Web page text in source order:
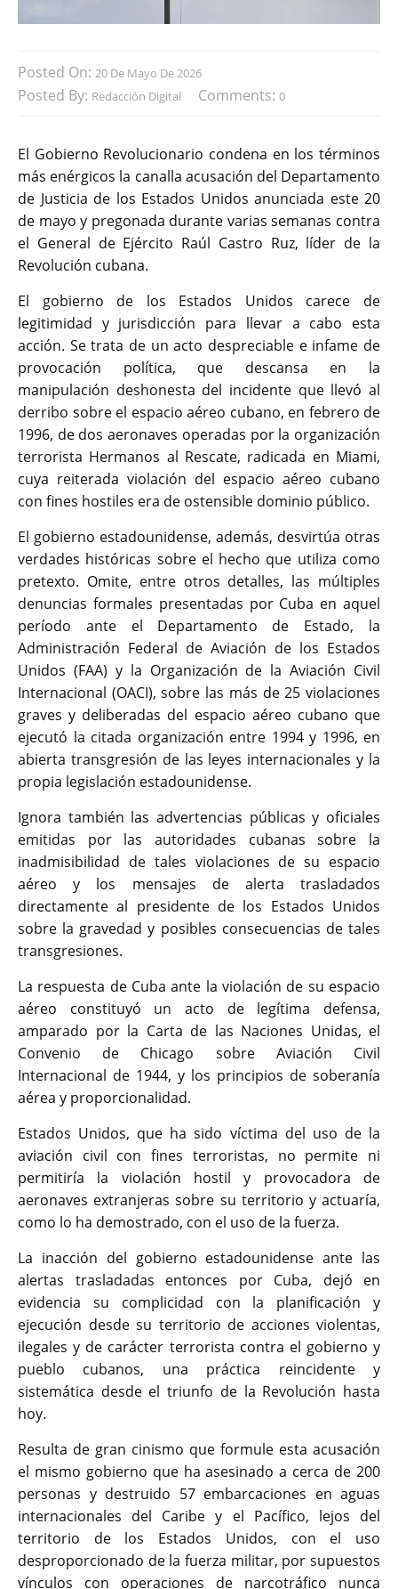
Posted On: 20 De Mayo De 2026
Posted By: Redacción Digital Comments: 0
El Gobierno Revolucionario condena en los términos
más enérgicos la canalla acusación del Departamento
de Justicia de los Estados Unidos anunciada este 20
de mayo y pregonada durante varias semanas contra
el General de Ejército Raúl Castro Ruz, líder de la
Revolución cubana.
El gobierno de los Estados Unidos carece de
legitimidad y jurisdicción para llevar a cabo esta
acción. Se trata de un acto despreciable e infame de
provocación política, que descansa en la
manipulación deshonesta del incidente que llevó al
derribo sobre el espacio aéreo cubano, en febrero de
1996, de dos aeronaves operadas por la organización
terrorista Hermanos al Rescate, radicada en Miami,
cuya reiterada violación del espacio aéreo cubano
con fines hostiles era de ostensible dominio público.
El gobierno estadounidense, además, desvirtúa otras
verdades históricas sobre el hecho que utiliza como
pretexto. Omite, entre otros detalles, las múltiples
denuncias formales presentadas por Cuba en aquel
período ante el Departamento de Estado, la
Administración Federal de Aviación de los Estados
Unidos (FAA) y la Organización de la Aviación Civil
Internacional (OACI), sobre las más de 25 violaciones
graves y deliberadas del espacio aéreo cubano que
ejecutó la citada organización entre 1994 y 1996, en
abierta transgresión de las leyes internacionales y la
propia legislación estadounidense.
Ignora también las advertencias públicas y oficiales
emitidas por las autoridades cubanas sobre la
inadmisibilidad de tales violaciones de su espacio
aéreo y los mensajes de alerta trasladados
directamente al presidente de los Estados Unidos
sobre la gravedad y posibles consecuencias de tales
transgresiones.
La respuesta de Cuba ante la violación de su espacio
aéreo constituyó un acto de legítima defensa,
amparado por la Carta de las Naciones Unidas, el
Convenio de Chicago sobre Aviación Civil
Internacional de 1944, y los principios de soberanía
aérea y proporcionalidad.
Estados Unidos, que ha sido víctima del uso de la
aviación civil con fines terroristas, no permite ni
permitiría la violación hostil y provocadora de
aeronaves extranjeras sobre su territorio y actuaría,
como lo ha demostrado, con el uso de la fuerza.
La inacción del gobierno estadounidense ante las
alertas trasladadas entonces por Cuba, dejó en
evidencia su complicidad con la planificación y
ejecución desde su territorio de acciones violentas,
ilegales y de carácter terrorista contra el gobierno y
pueblo cubanos, una práctica reincidente y
sistemática desde el triunfo de la Revolución hasta
hoy.
Resulta de gran cinismo que formule esta acusación
el mismo gobierno que ha asesinado a cerca de 200
personas y destruido 57 embarcaciones en aguas
internacionales del Caribe y el Pacífico, lejos del
territorio de los Estados Unidos, con el uso
desproporcionado de la fuerza militar, por supuestos
vínculos con operaciones de narcotráfico nunca